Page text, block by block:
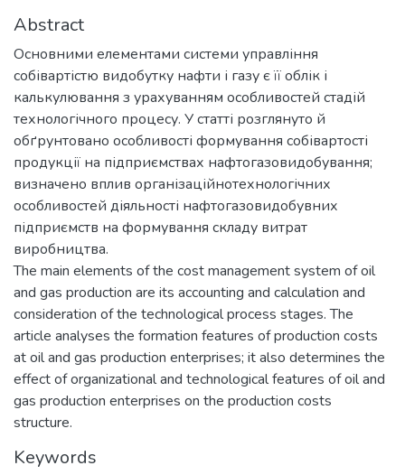
Abstract
Основними елементами системи управління
собівартістю видобутку нафти і газу є її облік і
калькулювання з урахуванням особливостей стадій
технологічного процесу. У статті розглянуто й
обґрунтовано особливості формування собівартості
продукції на підприємствах нафтогазовидобування;
визначено вплив організаційнотехнологічних
особливостей діяльності нафтогазовидобувних
підприємств на формування складу витрат
виробництва.
The main elements of the cost management system of oil
and gas production are its accounting and calculation and
consideration of the technological process stages. The
article analyses the formation features of production costs
at oil and gas production enterprises; it also determines the
effect of organizational and technological features of oil and
gas production enterprises on the production costs
structure.
Keywords